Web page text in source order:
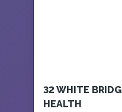
32 WHITE
HEALTH